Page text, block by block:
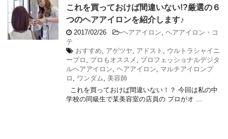
これを買っておけば間違いない!?厳選の６
つのヘアアイロンを紹介します♪
2017/02/26 -ヘアアイロン ヘアアイロン・コ
テ
おすすめ
アゲツヤ アドスト
ウルトラシャイニ
ープロ
プロもオススメ
プロフェッショナルデジタ
ルヘアアイロン ヘアアイロン
マルチアイロンプ
ロ
ワンダム
美容師
これを買っておけば間違いない！？ 今回は私の中
学校の同級生で某美容室の店員の プロがオ ...